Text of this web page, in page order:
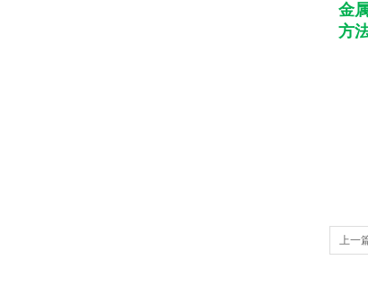
金
方
上一